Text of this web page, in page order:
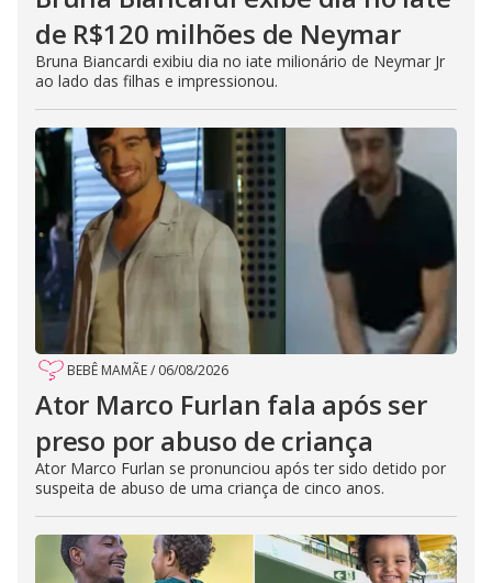
de R$120 milhões de Neymar
Bruna Biancardi exibiu dia no iate milionário de Neymar Jr
ao lado das filhas e impressionou.
BEBÊ MAMÃE/ 06/08/2026
Ator Marco Furlan fala após ser
preso por abuso de criança
Ator Marco Furlan se pronunciou após ter sido detido por
suspeita de abuso de uma criança de cinco anos.